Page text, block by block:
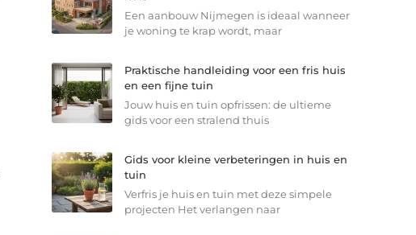
Een aanbouw Nijmegen is ideaal wanneer
je woning te krap wordt, maar
Praktische handleiding voor een fris huis
en een fijne tuin
Jouw huis en tuin opfrissen: de ultieme
gids voor een stralend thuis
Gids voor kleine verbeteringen in huis en
tuin
Verfris je huis en tuin met deze simpele
projecten Het verlangen naar